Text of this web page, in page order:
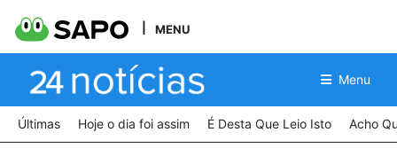
MENU
Menu
Últimas Hoje o dia foi assim É Desta Que Leio Isto Acho